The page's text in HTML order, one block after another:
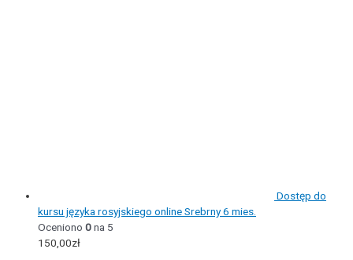
Dostęp do
kursu języka rosyjskiego online Srebrny 6 mies.
Oceniono 0na 5
150,00zł